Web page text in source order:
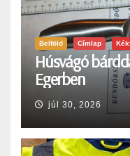
Belföld Címlap
Húsvágó
Egerben
júl 30, 2026